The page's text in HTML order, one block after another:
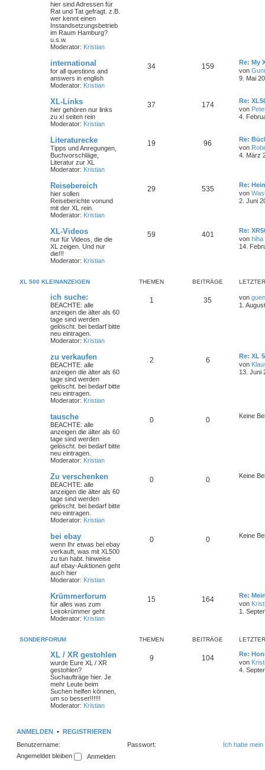
hier sind Adressen für
Rat und Tat gefragt. z.B.
wer kennt einen
Instandsetzungsbetrieb
im Raum Hamburg?
u.s.w.
Moderator: Kristian
international
for all questions and
answers in english
Moderator: Kristian
34 159
Re: My
von
9. Mai
XL-Links
hier gehören nur links
zu xl seiten rein
Moderator: Kristian
37 174
Re:
von
4.
Literaturecke
Tipps und Anregungen,
Buchvorschläge,
Literatur zur XL
Moderator: Kristian
19 96
Re:
von
4. März
Reisebereich
hier sollen
Reiseberichte vonund
mit der XL rein.
Moderator: Kristian
29 535
Re:
von
2. Juni
XL-Videos
nur für Videos, die die
XL zeigen. Und nur
die!!!
Moderator: Kristian
59 401
Re:
von hiha
14.
XL 500 KLEINANZEIGEN THEMEN BEITRÄGE
ich suche:
BEACHTE: alle
anzeigen die älter als 60
tage sind werden
gelöscht. bei bedarf bitte
neu eintragen.
Moderator: Kristian
1 35 von
1.
zu verkaufen
BEACHTE: alle
anzeigen die älter als 60
tage sind werden
gelöscht. bei bedarf bitte
neu eintragen.
Moderator: Kristian
2 6
Re: XL
von
13. Juni
tausche
BEACHTE: alle
anzeigen die älter als 60
tage sind werden
gelöscht. bei bedarf bitte
neu eintragen.
Moderator: Kristian
0 0 Keine
Zu verschenken
BEACHTE: alle
anzeigen die älter als 60
tage sind werden
gelöscht. bei bedarf bitte
neu eintragen.
Moderator: Kristian
0 0 Keine
bei ebay
wenn Ihr etwas bei ebay
verkauft, was mit XL500
zu tun habt. hinweise
auf ebay-Auktionen geht
auch hier
Moderator: Kristian
0 0 Keine
Krümmerforum
für alles was zum
Leirokrümmer geht
Moderator: Kristian
15 164
Re:
von
1.
SONDERFORUM THEMEN BEITRÄGE
XL / XR gestohlen
wurde Eure XL / XR
gestohlen?
Suchaufträge hier. Je
mehr Leute beim
Suchen helfen können,
um so besser!!!!!!
Moderator: Kristian
9 104
Re:
von
4.
ANMELDEN • REGISTRIEREN
Benutzername:
Passwort:
Ich habe
Angemeldet bleiben